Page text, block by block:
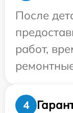
После
работ,
4